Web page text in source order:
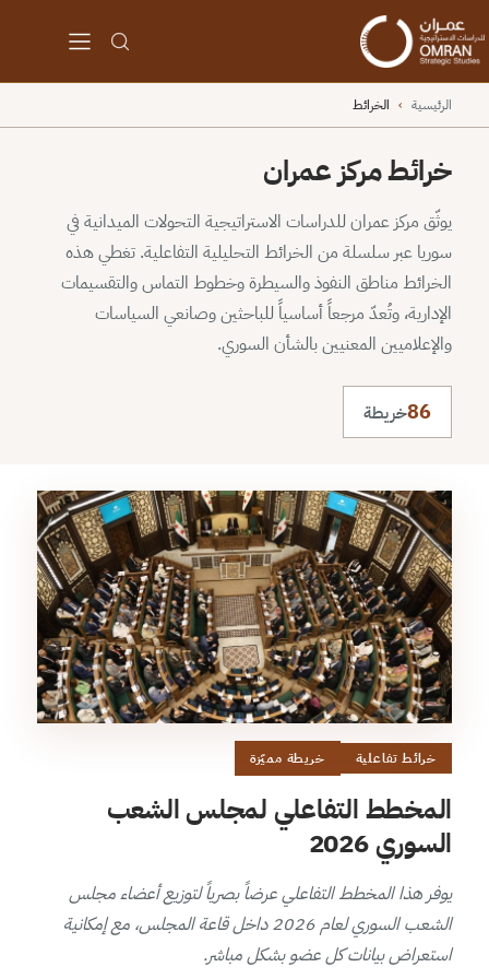
الرئيسية › الخرائط
خرائط مركز عمران
يوثّق مركز عمران للدراسات الاستراتيجية التحولات الميدانية في
سوريا عبر سلسلة من الخرائط التحليلية التفاعلية. تغطي هذه
الخرائط مناطق النفوذ والسيطرة وخطوط التماس والتقسيمات
الإدارية، وتُعدّ مرجعاً أساسياً للباحثين وصانعي السياسات
والإعلاميين المعنيين بالشأن السوري.
86خريطة
خرائط تفاعلية خريطة مميّزة
المخطط التفاعلي لمجلس الشعب
السوري 2026
يوفر هذا المخطط التفاعلي عرضاً بصرياً لتوزيع أعضاء مجلس
الشعب السوري لعام 2026 داخل قاعة المجلس، مع إمكانية
استعراض بيانات كل عضو بشكل مباشر.